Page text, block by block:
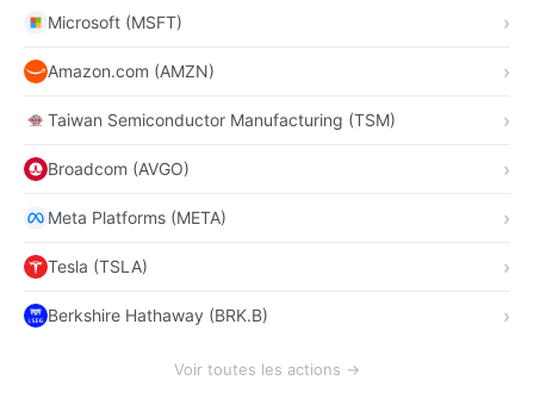
Microsoft (MSFT)
Amazon.com (AMZN)
Taiwan Semiconductor Manufacturing (TSM)
Broadcom (AVGO)
Meta Platforms (META)
Tesla (TSLA)
Berkshire Hathaway (BRK.B)
Voir toutes les actions →